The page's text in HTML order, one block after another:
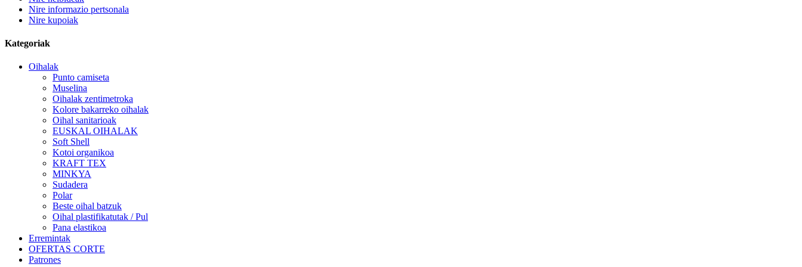
Nire informazio pertsonala
Nire kupoiak
Kategoriak
Oihalak
Punto camiseta
Muselina
Oihalak zentimetroka
Kolore bakarreko oihalak
Oihal sanitarioak
EUSKAL OIHALAK
Soft Shell
Kotoi organikoa
KRAFT TEX
MINKYA
Sudadera
Polar
Beste oihal batzuk
Oihal plastifikatutak / Pul
Pana elastikoa
Erremintak
OFERTAS CORTE
Patrones